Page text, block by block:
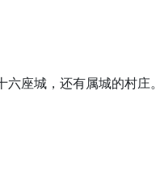
座城，还有属城的村庄。